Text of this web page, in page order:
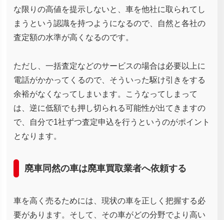
な限りの高値を提示しないと、車を他社に取られてし
まうという認識を持つようになるので、自然と各社の
査定額の水準が高くなるのです。
ただし、一括査定などのサービスの場合は必要以上に
電話がかかってくるので、そういった駆け引きをする
余裕がなくなってしまいます。こうなってしまって
は、逆に低額でも押し切られる可能性が出てきますの
で、自分で1社ずつ査定申込を行うというのがポイント
となります。
廃車同然の車は廃車買取業者へ依頼する
車を高く売るためには、現状の車を正しく把握する必
要があります。そして、その車がどの分野でより高い